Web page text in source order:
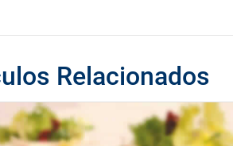
Relacionados